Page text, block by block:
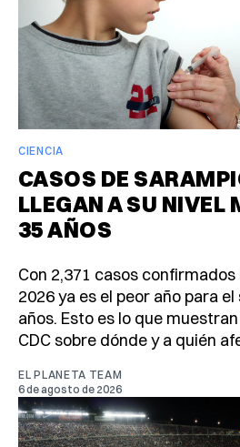
CIENCIA
CASOS DE
LLEGAN A SU NIVEL
35 AÑOS
Con 2,371 casos
2026 ya es el peor año para
años. Esto es lo que
CDC sobre dónde y a quién
EL PLANETA TEAM
6 de agosto de 2026